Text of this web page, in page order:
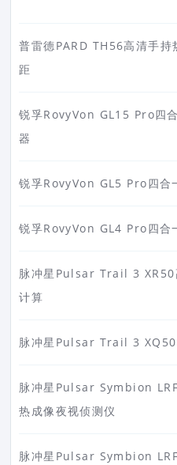
普雷德PARD TH56高清手
距
锐孚RovyVon GL15 Pro四
器
锐孚RovyVon GL5 Pro四合
锐孚RovyVon GL4 Pro四合
脉冲星Pulsar Trail 3 XR50
计算
脉冲星Pulsar Trail 3 XQ50
脉冲星Pulsar Symbion
热成像夜视侦测仪
脉冲星Pulsar Symbion